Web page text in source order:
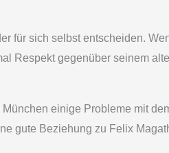
für sich selbst entscheiden.
Respekt gegenüber seinem
einige Probleme mit
gute Beziehung zu Felix